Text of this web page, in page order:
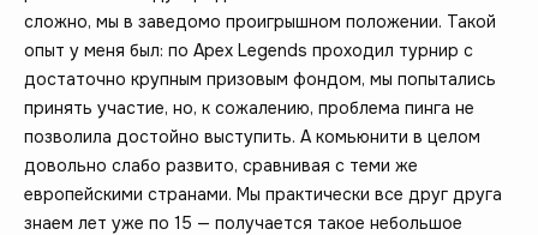
сложно, мы в заведомо проигрышном положении. Такой
опыт у меня был: по Apex Legends проходил турнир с
достаточно крупным призовым фондом, мы попытались
принять участие, но, к сожалению, проблема пинга не
позволила достойно выступить. А комьюнити в целом
довольно слабо развито, сравнивая с теми же
европейскими странами. Мы практически все друг друга
знаем лет уже по 15 — получается такое небольшое